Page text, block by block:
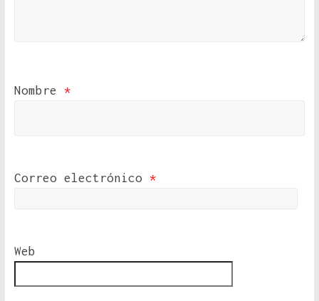
Nombre *
Correo electrónico *
Web